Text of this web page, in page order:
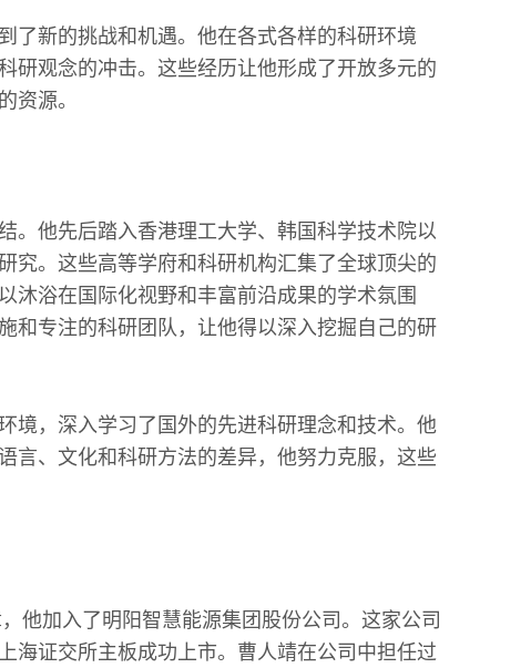
了新的挑战和机遇。他在各式各样的科研环境
研观念的冲击。这些经历让他形成了开放多元的
资源。
。他先后踏入香港理工大学、韩国科学技术院以
究。这些高等学府和科研机构汇集了全球顶尖的
沐浴在国际化视野和丰富前沿成果的学术氛围
和专注的科研团队，让他得以深入挖掘自己的研
境，深入学习了国外的先进科研理念和技术。他
言、文化和科研方法的差异，他努力克服，这些
他加入了明阳智慧能源集团股份公司。这家公司
海证交所主板成功上市。曹人靖在公司中担任过